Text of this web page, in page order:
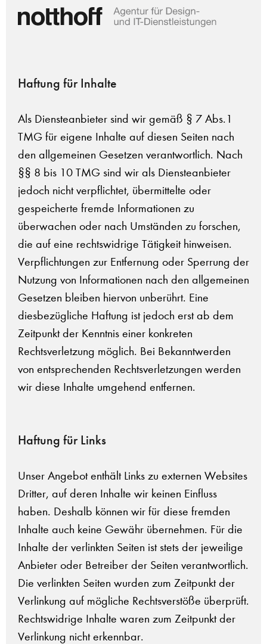
Haftung für Inhalte
Als Diensteanbieter sind wir gemäß § 7 Abs.1
TMG für eigene Inhalte auf diesen Seiten nach
den allgemeinen Gesetzen verantwortlich. Nach
§§ 8 bis 10 TMG sind wir als Diensteanbieter
jedoch nicht verpflichtet, übermittelte oder
gespeicherte fremde Informationen zu
überwachen oder nach Umständen zu forschen,
die auf eine rechtswidrige Tätigkeit hinweisen.
Verpflichtungen zur Entfernung oder Sperrung der
Nutzung von Informationen nach den allgemeinen
Gesetzen bleiben hiervon unberührt. Eine
diesbezügliche Haftung ist jedoch erst ab dem
Zeitpunkt der Kenntnis einer konkreten
Rechtsverletzung möglich. Bei Bekanntwerden
von entsprechenden Rechtsverletzungen werden
wir diese Inhalte umgehend entfernen.
Haftung für Links
Unser Angebot enthält Links zu externen Websites
Dritter, auf deren Inhalte wir keinen Einfluss
haben. Deshalb können wir für diese fremden
Inhalte auch keine Gewähr übernehmen. Für die
Inhalte der verlinkten Seiten ist stets der jeweilige
Anbieter oder Betreiber der Seiten verantwortlich.
Die verlinkten Seiten wurden zum Zeitpunkt der
Verlinkung auf mögliche Rechtsverstöße überprüft.
Rechtswidrige Inhalte waren zum Zeitpunkt der
Verlinkung nicht erkennbar.